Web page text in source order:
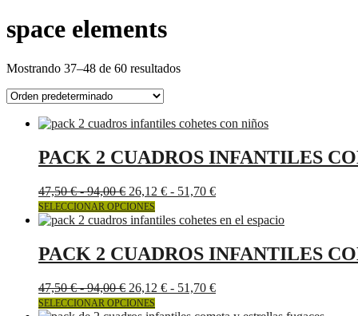
space elements
Mostrando 37–48 de 60 resultados
PACK 2 CUADROS INFANTILES
47,50€ - 94,00€Rango
de
precios:
47,50 €
hasta
26,12 € - 51,70 €Rango
precios:
26,12 €
hasta
SELECCIONAR OPCIONESEste
producto
múltiples
variantes.
opciones
se
PACK 2 CUADROS INFANTILES
47,50€ - 94,00€Rango
de
26,12 € - 51,70 €Rango
SELECCIONAR OPCIONESEste